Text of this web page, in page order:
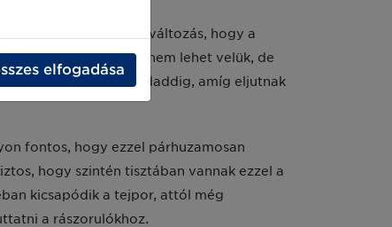
sem. Ami most egy változás, hogy a
. Kereskedni nem lehet velük, de
tárolás mindaddig, amíg eljutnak
fontos, hogy ezzel párhuzamosan
hogy szintén tisztában vannak ezzel a
kicsapódik a tejpor, attól még
a rászorulókhoz.
elfogadása